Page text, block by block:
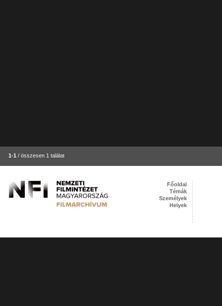
1-1 / összesen 1 találat
Főoldal
Témák
Személyek
Helyek